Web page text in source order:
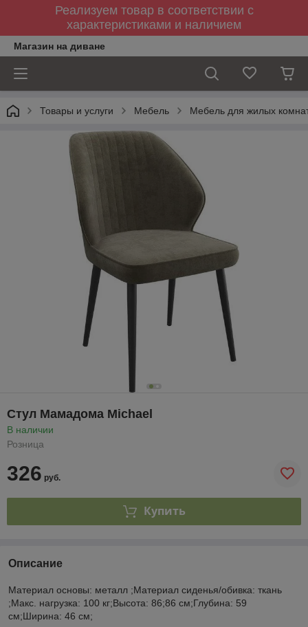
Реализуем товар в соответствии с
характеристиками и наличием
Магазин на диване
Товары и услуги Мебель Мебель для жилых
Стул Мамадома Michael
В наличии
Розница
326 руб.
Купить
Описание
Материал основы: металл ;Материал сиденья/обивка: ткань
;Макс. нагрузка: 100 кг;Высота: 86;86 см;Глубина: 59
см;Ширина: 46 см;